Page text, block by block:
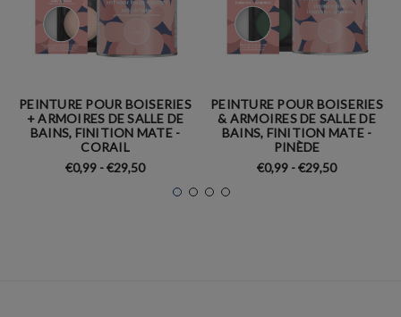
PEINTURE POUR BOISERIES
+ ARMOIRES DE SALLE DE
BAINS, FINITION MATE -
CORAIL
€0,99 - €29,50
PEINTURE POUR BOISERIES
& ARMOIRES DE SALLE DE
BAINS, FINITION MATE -
PINÈDE
€0,99 - €29,50